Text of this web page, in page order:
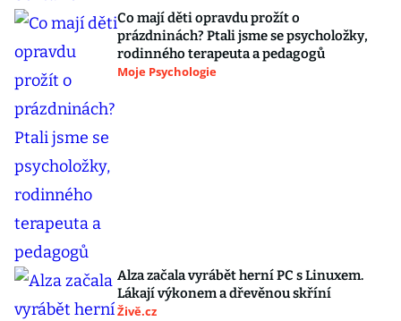
Co mají děti opravdu prožít o
prázdninách? Ptali jsme se psycholožky,
rodinného terapeuta a pedagogů
Moje Psychologie
Alza začala vyrábět herní PC s Linuxem.
Lákají výkonem a dřevěnou skříní
Živě.cz